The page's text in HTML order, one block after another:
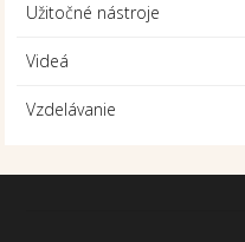
Užitočné nástroje
Videá
Vzdelávanie